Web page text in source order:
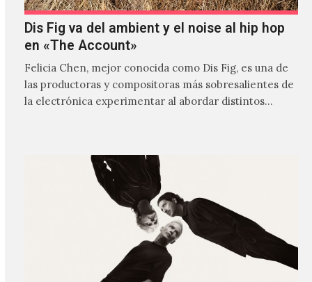
Dis Fig va del ambient y el noise al hip hop
en «The Account»
Felicia Chen, mejor conocida como Dis Fig, es una de
las productoras y compositoras más sobresalientes de
la electrónica experimentar al abordar distintos